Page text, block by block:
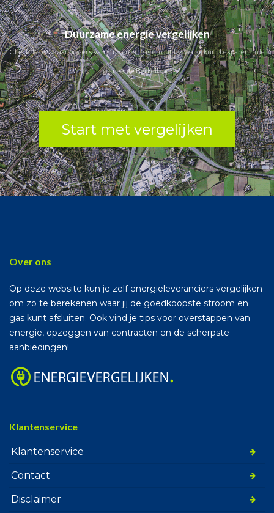
Duurzame energie vergelijken
Check de beste aanbieders van stroom en gas en ontdek wat jij kunt besparen in de
gemeente Berkelland.
Start met vergelijken
Over ons
Op deze website kun je zelf energieleveranciers vergelijken
om zo te berekenen waar jij de goedkoopste stroom en
gas kunt afsluiten. Ook vind je tips voor overstappen van
energie, opzeggen van contracten en de scherpste
aanbiedingen!
Klantenservice
Klantenservice
Contact
Disclaimer